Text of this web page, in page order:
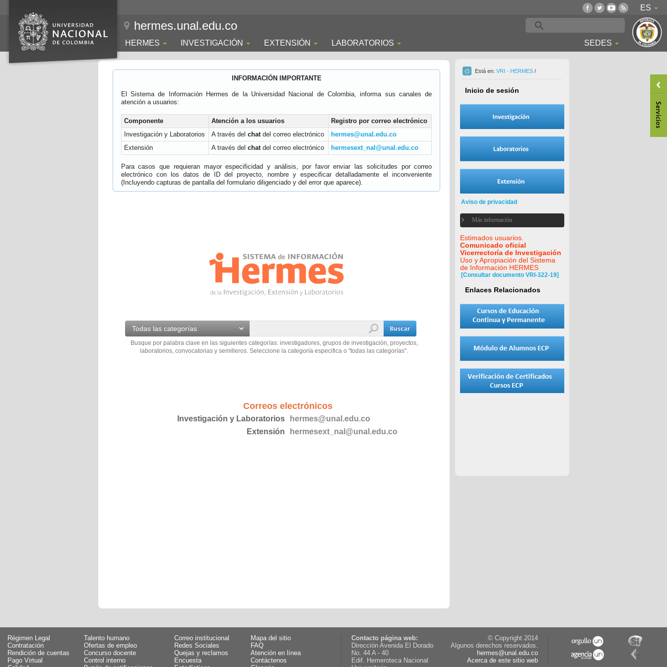
ES
hermes.unal.edu.co
HERMES INVESTIGACIÓN EXTENSIÓN LABORATORIOS SEDES
INFORMACIÓN IMPORTANTE
El Sistema de Información Hermes de la Universidad Nacional de Colombia, informa sus canales de
atención a usuarios:
Componente Atención a los usuarios
Registro por correo electrónico
Investigación y Laboratorios
A través del chatdel correo electrónico
hermes@unal.edu.co
Extensión
A través del chatdel correo electrónico hermesext_nal@unal.edu.co
Para casos que requieran mayor especificidad y análisis, por favor enviar las solicitudes por correo
electrónico con los datos de ID del proyecto, nombre y especificar detalladamente el inconveniente
(Incluyendo capturas de pantalla del formulario diligenciado y del error que aparece).
Todas las categorías
Busque por palabra clave en las siguientes categorías: investigadores, grupos de investigación, proyectos,
laboratorios, convocatorias y semilleros. Seleccione la categoría especifica o "todas las categorías".
Correos electrónicos
Investigación y Laboratorios
hermes@unal.edu.co
Extensión
hermesext_nal@unal.edu.co
Está en: VRI - HERMES /
Inicio de sesión
Aviso de privacidad
Más información
Estimados usuarios.
Comunicado oficial
Vicerrectoría de Investigación
Uso y Apropiación del Sistema
de Información HERMES
[Consultar documento VRI-322-19]
Enlaces Relacionados
Régimen Legal
Talento humano
Contratación
Ofertas de empleo
Rendición de cuentas
Concurso docente
Pago Virtual
Control interno
Correo institucional
Mapa del sitio
Redes Sociales
FAQ
Quejas y reclamos
Atención en línea
Encuesta
Contáctenos
Contacto página web:
Dirección Avenida El Dorado
No. 44 A - 40
Edif. Hemeroteca Nacional
© Copyright 2014
Algunos derechos reservados.
hermes@unal.edu.co
Acerca de este sitio web